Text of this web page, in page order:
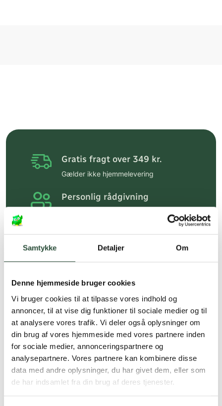
Samtykke Detaljer Om
Denne hjemmeside bruger cookies
Vi bruger cookies til at tilpasse vores indhold og
annoncer, til at vise dig funktioner til sociale medier og til
at analysere vores trafik. Vi deler også oplysninger om
din brug af vores hjemmeside med vores partnere inden
for sociale medier, annonceringspartnere og
analysepartnere. Vores partnere kan kombinere disse
data med andre oplysninger, du har givet dem, eller som
de har indsamlet fra din brug af deres tjenester.
Gratis fragt over 349 kr.
Gælder ikke hjemmelevering
Personlig rådgivning
Hurtig levering (30 min. i Kbh)
Hurtigt leveringen via GLS, og DAO
Faste lave priser*
*Gælder ikke ernæringsprodukter.
Stort udvalg af kendte
produkter
Vi tilbyder et stort udvalg af kendte
cremer, vitaminer og andre spændende
produkter – altid til fast lav pris.
Læs mere om Uglecare.dk her